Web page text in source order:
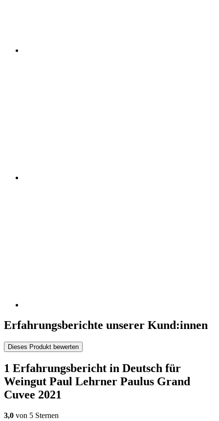
Erfahrungsberichte unserer Kund:innen
Dieses Produkt bewerten
1 Erfahrungsbericht in Deutsch für
Weingut Paul Lehrner Paulus Grand
Cuvee 2021
3,0 von 5 Sternen